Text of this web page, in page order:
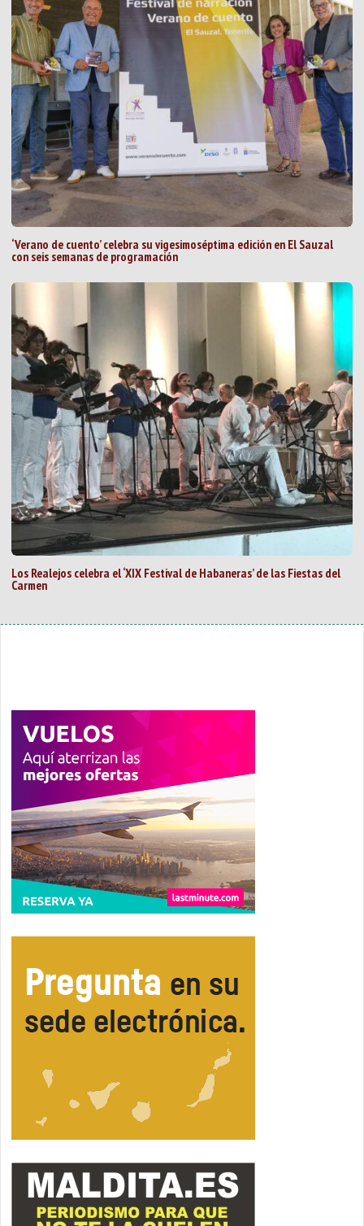
‘Verano de cuento’ celebra su vigesimoséptima edición en El Sauzal
con seis semanas de programación
Los Realejos celebra el ‘XIX Festival de Habaneras’ de las Fiestas del
Carmen